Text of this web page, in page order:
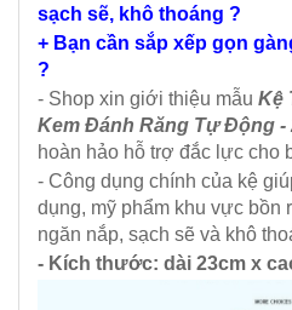
sạch sẽ, khô thoáng ?
+ Bạn cần sắp xếp gọn
?
- Shop xin giới thiệu mẫu Kệ
Kem Đánh Răng Tự Động -
hoàn hảo hỗ trợ đắc lực cho
- Công dụng chính của kệ
dụng, mỹ phẩm khu vực bồn
ngăn nắp, sạch sẽ và khô
- Kích thước: dài 23cm x